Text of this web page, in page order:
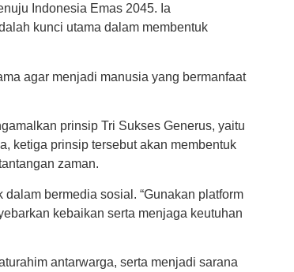
Indonesia Emas 2045. Ia
kunci utama dalam membentuk
agar menjadi manusia yang bermanfaat
prinsip Tri Sukses Generus, yaitu
ketiga prinsip tersebut akan membentuk
zaman.
bermedia sosial. “Gunakan platform
kebaikan serta menjaga keutuhan
antarwarga, serta menjadi sarana